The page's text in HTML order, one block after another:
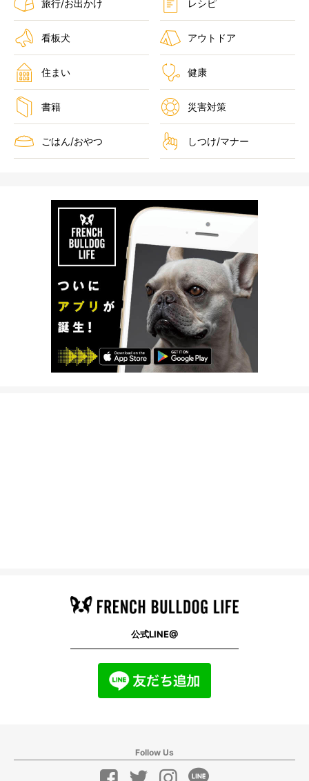
旅行/お出かけ レシピ
看板犬 アウトドア
住まい 健康
書籍 災害対策
ごはん/おやつ しつけ/マナー
公式LINE@
Follow Us